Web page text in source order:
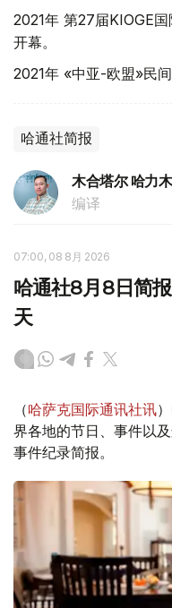
2021年 第27届KIOGE
开幕。
2021年 «中亚-欧盟»民
哈通社简报
木合塔尔 哈力
编译
07:00, 08 8月 2026
哈通社8月8日简
天
（哈萨克国际通讯社讯
界各地的节日、事件以
事件纪录简报。